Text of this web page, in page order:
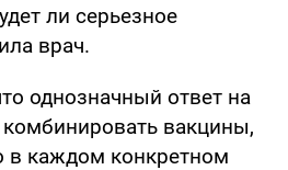
ли серьезное
врач.
однозначный ответ на
вакцины,
в каждом конкретном